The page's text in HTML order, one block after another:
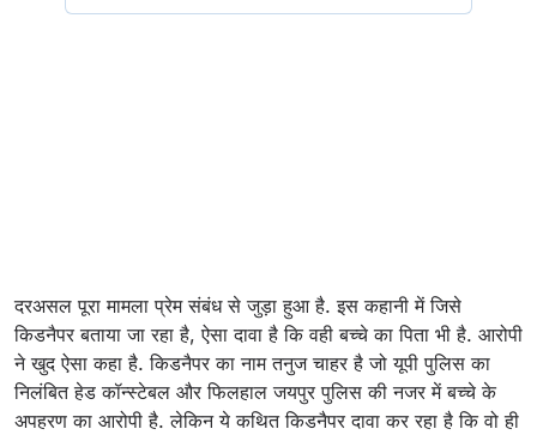
दरअसल पूरा मामला प्रेम संबंध से जुड़ा हुआ है. इस कहानी में जिसे
किडनैपर बताया जा रहा है, ऐसा दावा है कि वही बच्चे का पिता भी है. आरोपी
ने खुद ऐसा कहा है. किडनैपर का नाम तनुज चाहर है जो यूपी पुलिस का
निलंबित हेड कॉन्स्टेबल और फिलहाल जयपुर पुलिस की नजर में बच्चे के
अपहरण का आरोपी है. लेकिन ये कथित किडनैपर दावा कर रहा है कि वो ही